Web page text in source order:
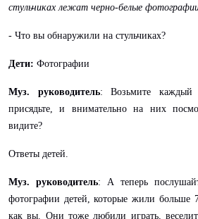
стульчиках лежат черно-белые
- Что вы обнаружили на стульчиках?
Дети: Фотографии
Муз. руководитель: Возьмите каждый
присядьте, и внимательно на них
видите?
Ответы детей.
Муз. руководитель: А теперь
фотографии детей, которые жили больше
как вы. Они тоже любили играть,